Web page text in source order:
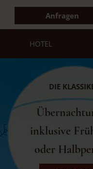
Anfragen
HOTEL
DIE
inklusive
oder